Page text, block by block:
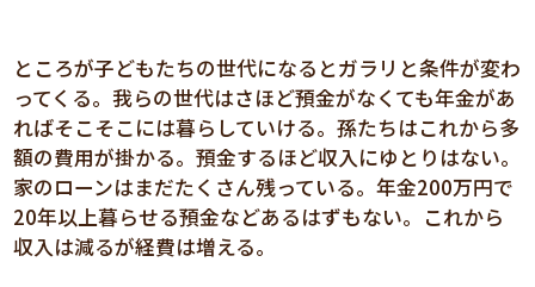
ところが子どもたちの世代になるとガラリと条件が変わ
ってくる。我らの世代はさほど預金がなくても年金があ
ればそこそこには暮らしていける。孫たちはこれから多
額の費用が掛かる。預金するほど収入にゆとりはない。
家のローンはまだたくさん残っている。年金200万円で
20年以上暮らせる預金などあるはずもない。これから
収入は減るが経費は増える。